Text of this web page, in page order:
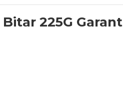
225G Garant